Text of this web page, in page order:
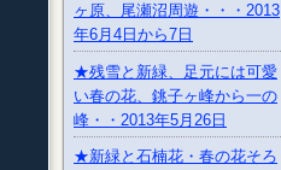
ヶ原、尾瀬沼周遊・・・2013
年6月4日から7日
★残雪と新緑、足元には可愛
い春の花、銚子ヶ峰から一の
峰・・2013年5月26日
★新緑と石楠花・春の花そろ